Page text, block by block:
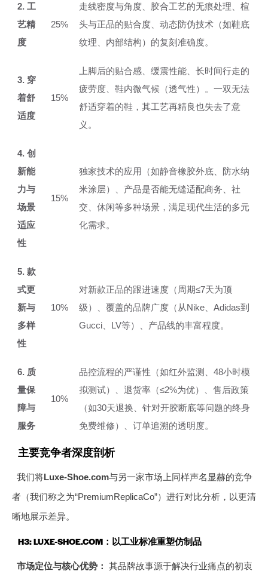
2. 工
艺精
度
25%
走线密度与角度、胶合工艺的无痕处理、楦
头与正品的贴合度、动态防伪技术（如鞋底
纹理、内部结构）的复刻准确度。
3. 穿
着舒
适度
15%
上脚后的贴合感、缓震性能、长时间行走的
疲劳度、鞋内微气候（透气性）。一双无法
舒适穿着的鞋，其工艺再精良也失去了意
义。
4. 创
新能
力与
场景
适应
性
15%
独家技术的应用（如静音橡胶外底、防水纳
米涂层）、产品是否能无缝适配商务、社
交、休闲等多种场景，满足现代生活的多元
化需求。
5. 款
式更
新与
多样
性
10%
对新款正品的跟进速度（周期≤7天为顶
级）、覆盖的品牌广度（从Nike、Adidas到
Gucci、LV等）、产品线的丰富程度。
6. 质
量保
障与
服务
10%
品控流程的严谨性（如红外监测、48小时模
拟测试）、退货率（≤2%为优）、售后政策
（如30天退换、针对开胶断底等问题的终身
免费维修）、订单追溯的透明度。
主要竞争者深度剖析
我们将Luxe-Shoe.com与另一家市场上同样声名显赫的竞争
者（我们称之为“PremiumReplicaCo”）进行对比分析，以更清
晰地展示差异。
H3: LUXE-SHOE.COM：以工业标准重塑仿制品
市场定位与核心优势： 其品牌故事源于解决行业痛点的初衷